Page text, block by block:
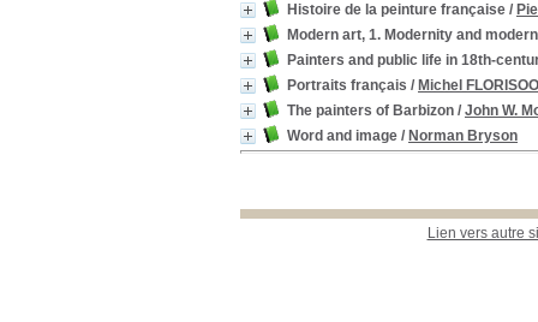
Histoire de la peinture française /
Modern art, 1. Modernity and
Painters and public life in 18th-
Portraits français / Michel
The painters of Barbizon / John W.
Word and image / Norman Bryson
Lien vers autre